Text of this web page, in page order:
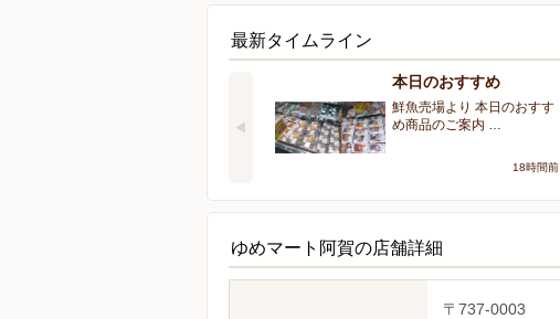
最新タイムライン
本日のおすすめ
鮮魚売場より 本日のおすす
め商品のご案内 …
18時間前
ゆめマート阿賀の店舗詳細
〒737-0003